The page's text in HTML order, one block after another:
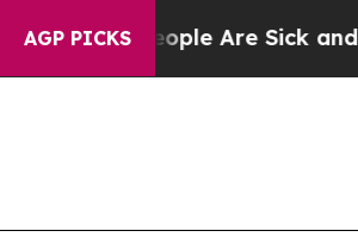
AGP PICKS
“People Are Sick and